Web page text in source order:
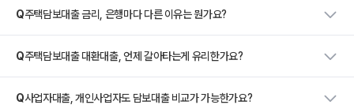
Q주택담보대출 금리, 은행마다 다른 이유는 뭔가요?
Q주택담보대출 대환대출, 언제 갈아타는게 유리한가요?
Q사업자대출, 개인사업자도 담보대출 비교가 가능한가요?